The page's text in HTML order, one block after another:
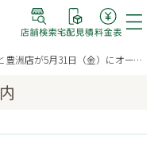
洲店が5月31日（金）にオープンします